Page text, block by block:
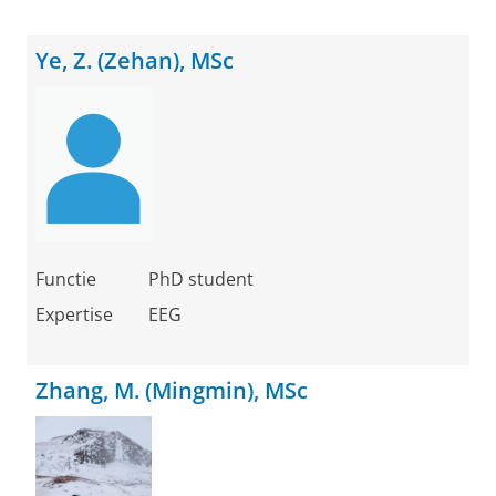
Ye, Z. (Zehan), MSc
Functie
PhD student
Expertise
EEG
Zhang, M. (Mingmin), MSc